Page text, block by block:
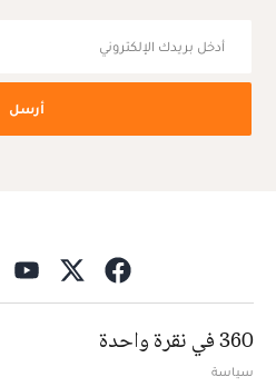
أرسل
360 في نقرة واحدة
سياسة